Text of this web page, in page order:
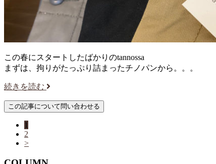
この春にスタートしたばかりのtannossa
まずは、拘りがたっぷり詰まったチノパンから。。。
続きを読む
1
2
>